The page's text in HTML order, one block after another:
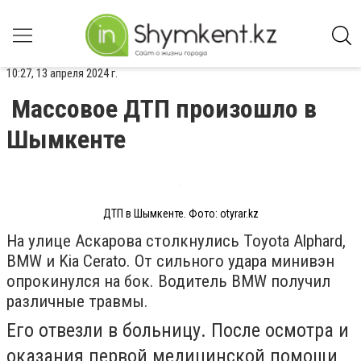
10:27, 13 апреля 2024 г.
Массовое ДТП произошло в
Шымкенте
ДТП в Шымкенте. Фото: otyrar.kz
На улице Аскарова столкнулись Toyota Alphard,
BMW и Kia Cerato. От сильного удара минивэн
опрокинулся на бок. Водитель BMW получил
различные травмы.
Его отвезли в больницу. После осмотра и
оказания первой медицинской помощи